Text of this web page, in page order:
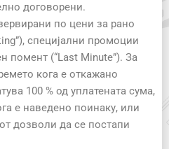
договорени.
по цени за рано
специјални промоции
помент (“Last Minute”). За
кога е откажано
100 % од уплатената сума,
е наведено поинаку, или
дозволи да се постапи